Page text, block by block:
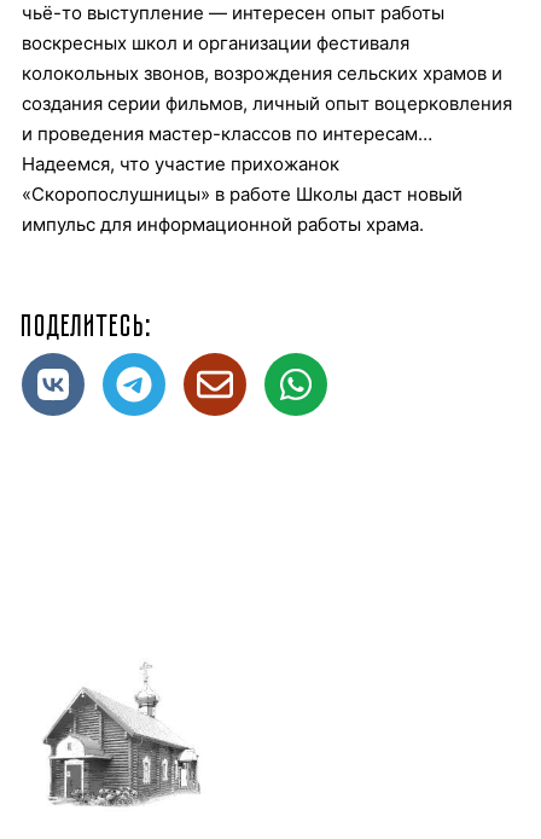
чьё-то выступление — интересен опыт работы
воскресных школ и организации фестиваля
колокольных звонов, возрождения сельских храмов и
создания серии фильмов, личный опыт воцерковления
и проведения мастер-классов по интересам…
Надеемся, что участие прихожанок
«Скоропослушницы» в работе Школы даст новый
импульс для информационной работы храма.
Поделитесь: